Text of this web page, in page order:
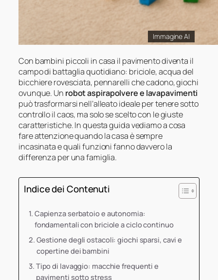
Immagine AI
Con bambini piccoli in casa il pavimento diventa il
campo di battaglia quotidiano: briciole, acqua del
bicchiere rovesciata, pennarelli che cadono, giochi
ovunque. Un robot aspirapolvere e lavapavimenti
può trasformarsi nell’alleato ideale per tenere sotto
controllo il caos, ma solo se scelto con le giuste
caratteristiche. In questa guida vediamo a cosa
fare attenzione quando la casa è sempre
incasinata e quali funzioni fanno davvero la
differenza per una famiglia.
Indice dei Contenuti
Capienza serbatoio e autonomia:
fondamentali con briciole a ciclo continuo
Gestione degli ostacoli: giochi sparsi, cavi e
copertine dei bambini
Tipo di lavaggio: macchie frequenti e
pavimenti sotto stress